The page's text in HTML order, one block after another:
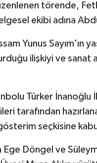
törende,
ekibi adına
Yunus Sayım'ın
ilişkiyi ve sanat
Türker İnanoğlu
tarafından
seçkisine
Döngel ve